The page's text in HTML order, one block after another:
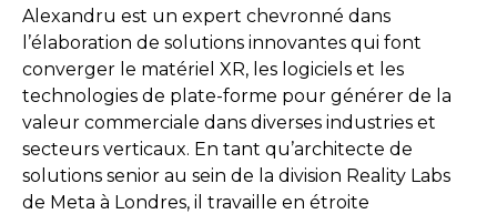
Alexandru est un expert chevronné dans
l’élaboration de solutions innovantes qui font
converger le matériel XR, les logiciels et les
technologies de plate-forme pour générer de la
valeur commerciale dans diverses industries et
secteurs verticaux. En tant qu’architecte de
solutions senior au sein de la division Reality Labs
de Meta à Londres, il travaille en étroite